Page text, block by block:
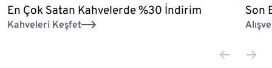
En Çok Satan Kahvelerde %30 İndirim
Kahveleri Keşfet
Son